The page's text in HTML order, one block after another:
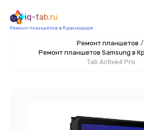
iq-tab.ru
Ремонт планшетов в Краснодаре
Ремонт планшетов /
Ремонт планшетов Samsung в
Tab Active4 Pro